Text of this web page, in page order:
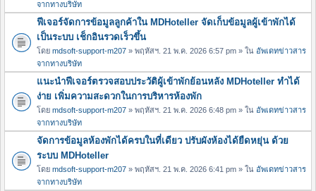
จากทางบริษัท
ฟีเจอร์จัดการข้อมูลลูกค้าใน MDHoteller จัดเก็บข้อมูลผู้เข้าพักได้
เป็นระบบ เช็กอินรวดเร็วขึ้น
โดย mdsoft-support-m207 » พฤหัสฯ. 21 พ.ค. 2026 6:57 pm » ใน อัพเดทข่าวสาร
จากทางบริษัท
แนะนำฟีเจอร์ตรวจสอบประวัติผู้เข้าพักย้อนหลัง MDHoteller ทำได้
ง่าย เพิ่มความสะดวกในการบริหารห้องพัก
โดย mdsoft-support-m207 » พฤหัสฯ. 21 พ.ค. 2026 6:48 pm » ใน อัพเดทข่าวสาร
จากทางบริษัท
จัดการข้อมูลห้องพักได้ครบในที่เดียว ปรับผังห้องได้ยืดหยุ่น ด้วย
ระบบ MDHoteller
โดย mdsoft-support-m207 » พฤหัสฯ. 21 พ.ค. 2026 6:41 pm » ใน อัพเดทข่าวสาร
จากทางบริษัท